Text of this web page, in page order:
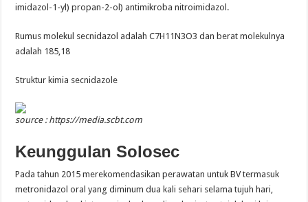
imidazol-1-yl) propan-2-ol) antimikroba nitroimidazol.
Rumus molekul secnidazol adalah C7H11N3O3 dan berat molekulnya
adalah 185,18
Struktur kimia secnidazole
source : https://media.scbt.com
Keunggulan Solosec
Pada tahun 2015 merekomendasikan perawatan untuk BV termasuk
metronidazol oral yang diminum dua kali sehari selama tujuh hari,